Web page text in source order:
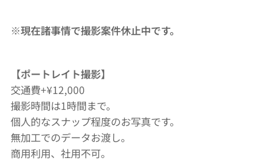
※現在諸事情で撮影案件休止中です。
【ポートレイト撮影】
交通費+¥12,000
撮影時間は1時間まで。
個人的なスナップ程度のお写真です。
無加工でのデータお渡し。
商用利用、社用不可。